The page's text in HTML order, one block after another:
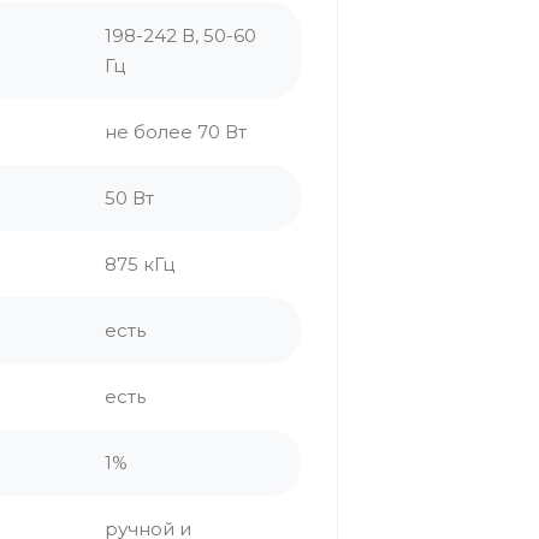
198-242 В, 50-60
Гц
не более 70 Вт
50 Вт
875 кГц
есть
есть
1%
ручной и